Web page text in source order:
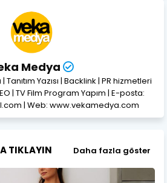
Medya
Tanıtım Yazısı | Backlink | PR hizmetleri
| TV Film Program Yapım | E-posta:
| Web: www.vekamedya.com
TIKLAYIN Daha fazla göster